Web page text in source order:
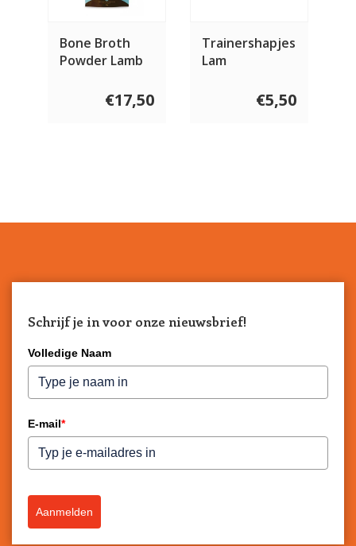
Bone Broth
Powder Lamb
€17,50
Trainershapjes
Lam
€5,50
Schrijf je in voor onze nieuwsbrief!
Volledige Naam
E-mail*
Aanmelden